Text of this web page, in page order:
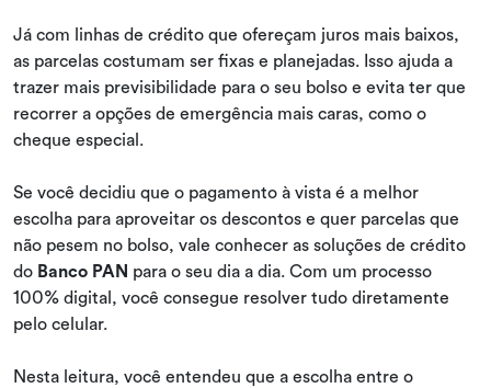
Já com linhas de crédito que ofereçam juros mais baixos,
as parcelas costumam ser fixas e planejadas. Isso ajuda a
trazer mais previsibilidade para o seu bolso e evita ter que
recorrer a opções de emergência mais caras, como o
cheque especial.
Se você decidiu que o pagamento à vista é a melhor
escolha para aproveitar os descontos e quer parcelas que
não pesem no bolso, vale conhecer as soluções de crédito
do Banco PAN para o seu dia a dia. Com um processo
100% digital, você consegue resolver tudo diretamente
pelo celular.
Nesta leitura, você entendeu que a escolha entre o